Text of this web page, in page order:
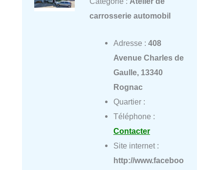
carrosserie automobil
Adresse : 408
Avenue Charles de
Gaulle, 13340
Rognac
Quartier :
Téléphone :
Contacter
Site internet :
http://www.faceboo